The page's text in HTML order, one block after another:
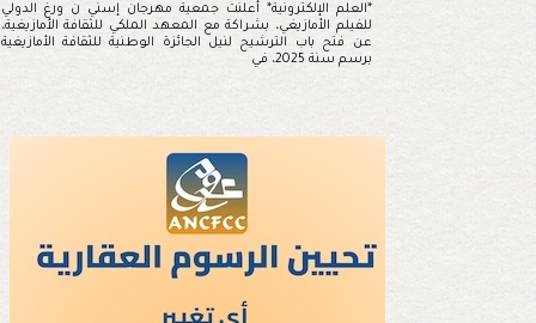
*العلم الإلكترونية* أعلنت جمعية مهرجان إسني ن ورغ الدولي
للفيلم الأمازيغي، بشراكة مع المعهد الملكي للثقافة الأمازيغية،
عن فتح باب الترشيح لنيل الجائزة الوطنية للثقافة الأمازيغية
برسم سنة 2025، في